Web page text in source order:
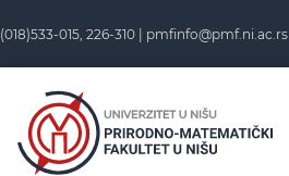
(018)533-015, 226-310 | pmfinfo@pmf.ni.ac.rs